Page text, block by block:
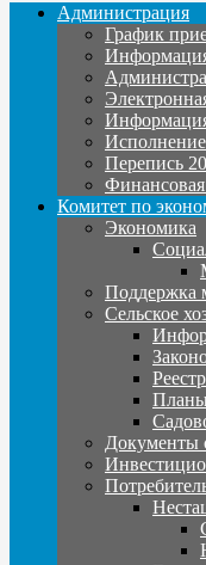
Администрация
График
Перепись
Финансовая
Комитет по
Экономика
Поддержка
Сельское
Документы